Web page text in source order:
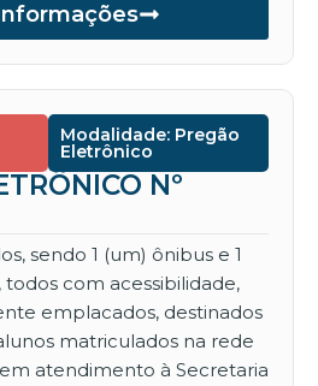
Modalidade: Pregão
Eletrônico
Nº
sendo 1 (um) ônibus e 1
com acessibilidade,
emplacados, destinados
matriculados na rede
atendimento à Secretaria